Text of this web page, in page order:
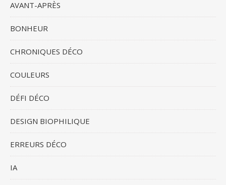
AVANT-APRÈS
BONHEUR
CHRONIQUES DÉCO
COULEURS
DÉFI DÉCO
DESIGN BIOPHILIQUE
ERREURS DÉCO
IA